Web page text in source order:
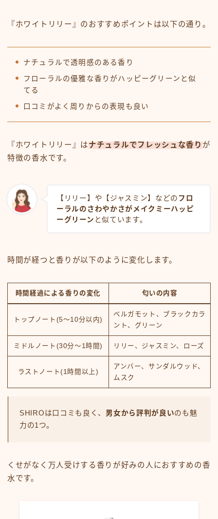
『ホワイトリリー』のおすすめポイントは以下の通り。
ナチュラルで透明感のある香り
フローラルの優雅な香りがハッピーグリーンと似
てる
口コミがよく周りからの表現も良い
『ホワイトリリー』はナチュラルでフレッシュな香り が
特徴の香水です。
【リリー】や【ジャスミン】などの フロ
ーラルのさわやかさがメイクミーハッピ
ーグリーン と似ています。
時間が経つと香りが以下のように変化します。
時間経過による香りの変化 匂いの内容
トップノート(5～10分以内)
ベルガモット、ブラックカラ
ント、グリーン
ミドルノート(30分～1時間) リリー、ジャスミン、ローズ
ラストノート(1時間以上)
アンバー、サンダルウッド、
ムスク
SHIROは口コミも良く、 男女から評判が良いのも魅
力の1つ。
くせがなく万人受けする香りが好みの人におすすめの香
水です。